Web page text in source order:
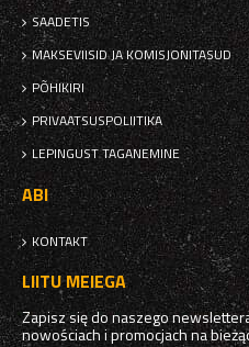
SAADETIS
MAKSEVIISID JA KOMISJONITASUD
PÕHIKIRI
PRIVAATSUSPOLIITIKA
LEPINGUST TAGANEMINE
ABI
KONTAKT
LIITU MEIEGA
Zapisz się do naszego
nowościach i promocjach na